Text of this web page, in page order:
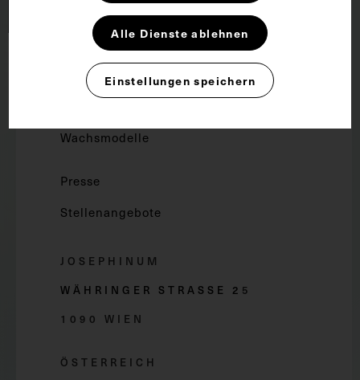
Forschung und Lehre
Wachsmodelle
Presse
Stellenangebote
JOSEPHINUM
WÄHRINGER STRASSE 2 5
1090 WIEN
ÖSTERREICH
Alle Dienste ablehnen
Einstellungen speichern